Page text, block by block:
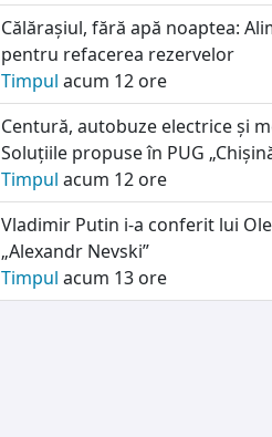
Călărașiul, fără apă noaptea:
pentru refacerea rezervelor
Timpul acum 12 ore
Centură, autobuze electrice și
Soluțiile propuse în PUG
Timpul acum 12 ore
Vladimir Putin i-a conferit lui
„Alexandr Nevski”
Timpul acum 13 ore